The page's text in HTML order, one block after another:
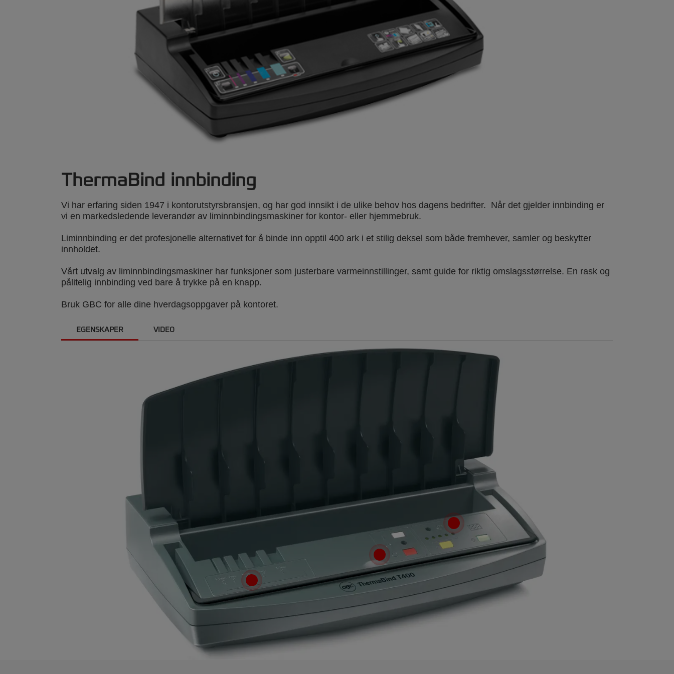
ThermaBind innbinding
Vi har erfaring siden 1947 i kontorutstyrsbransjen, og har god innsikt i de ulike behov hos dagens bedrifter. Når det gjelder innbinding er
vi en markedsledende leverandør av liminnbindingsmaskiner for kontor- eller hjemmebruk.
Liminnbinding er det profesjonelle alternativet for å binde inn opptil 400 ark i et stilig deksel som både fremhever, samler og beskytter
innholdet.
Vårt utvalg av liminnbindingsmaskiner har funksjoner som justerbare varmeinnstillinger, samt guide for riktig omslagsstørrelse. En rask og
pålitelig innbinding ved bare å trykke på en knapp.
Bruk GBC for alle dine hverdagsoppgaver på kontoret.
EGENSKAPER VIDEO